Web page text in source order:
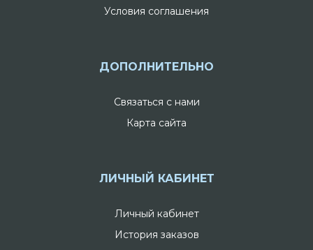
Условия соглашения
ДОПОЛНИТЕЛЬНО
Связаться с нами
Карта сайта
ЛИЧНЫЙ КАБИНЕТ
Личный кабинет
История заказов